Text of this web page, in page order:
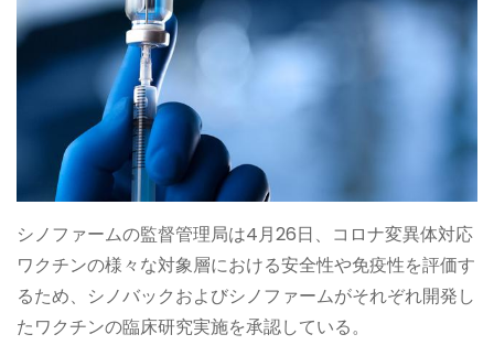
シノファームの監督管理局は4月26日、コロナ変異体対応
ワクチンの様々な対象層における安全性や免疫性を評価す
るため、シノバックおよびシノファームがそれぞれ開発し
たワクチンの臨床研究実施を承認している。